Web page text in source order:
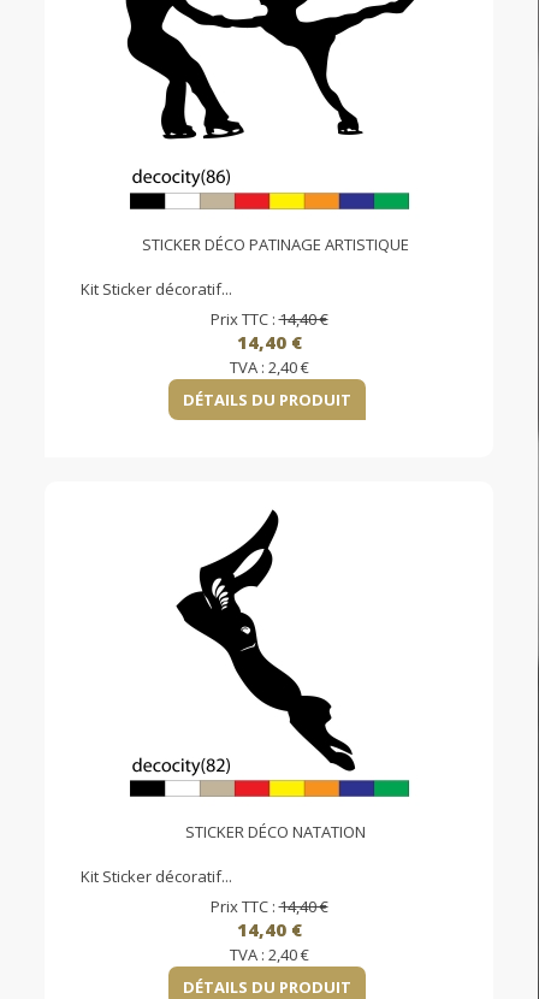
STICKER DÉCO PATINAGE ARTISTIQUE
Kit Sticker décoratif...
Prix TTC :14,40 €
14,40 €
TVA : 2,40 €
DÉTAILS DU PRODUIT
STICKER DÉCO NATATION
Kit Sticker décoratif...
Prix TTC :14,40 €
14,40 €
TVA : 2,40 €
DÉTAILS DU PRODUIT